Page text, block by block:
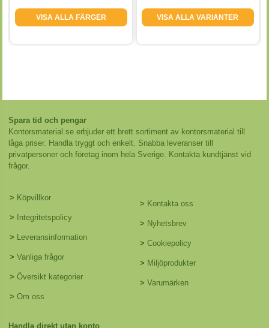
VISA ALLA FÄRGER VISA ALLA VARIANTER
Spara tid och pengar
Kontorsmaterial.se erbjuder ett brett sortiment av kontorsmaterial till
låga priser. Handla tryggt och enkelt. Snabba leveranser till
privatpersoner och företag inom hela Sverige. Kontakta kundtjänst vid
frågor.
> Köpvillkor
> Integritetspolicy
> Leveransinformation
> Vanliga frågor
> Översikt kategorier
> Om oss
> Kontakta oss
> Nyhetsbrev
> Cookiepolicy
> Miljöprodukter
> Varumärken
Handla direkt utan konto